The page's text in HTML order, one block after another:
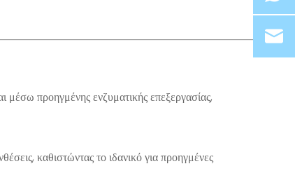
προηγμένης ενζυματικής επεξεργασίας,
καθιστώντας το ιδανικό για προηγμένες